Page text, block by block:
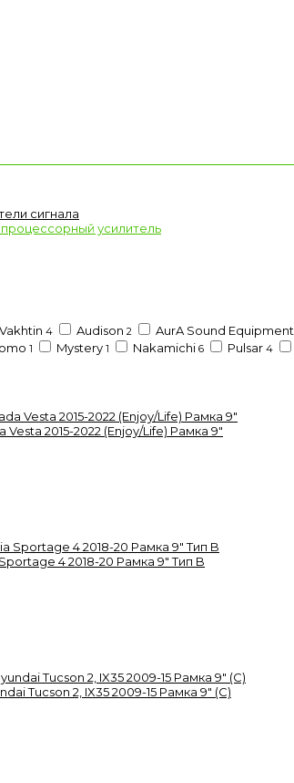
сигнала
процессорный усилитель
4 Audison 2 AurA Sound Equipment
1 Mystery 1 Nakamichi 6 Pulsar 4
2015-2022 (Enjoy/Life) Рамка 9"
4 2018-20 Рамка 9" Тип B
Tucson 2, IX35 2009-15 Рамка 9" (C)